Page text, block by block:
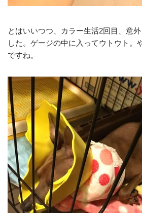
とはいいつつ、カラー生活2回目、意
した。ゲージの中に入ってウトウト。
ですね。